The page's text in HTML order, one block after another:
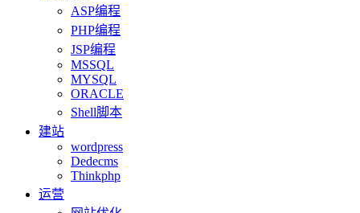
ASP编程
PHP编程
JSP编程
MSSQL
MYSQL
ORACLE
Shell脚本
建站
wordpress
Dedecms
Thinkphp
运营